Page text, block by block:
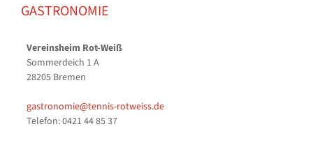
GASTRONOMIE
Vereinsheim Rot-Weiß
Sommerdeich 1 A
28205 Bremen
gastronomie@tennis-rotweiss.de
Telefon: 0421 44 85 37